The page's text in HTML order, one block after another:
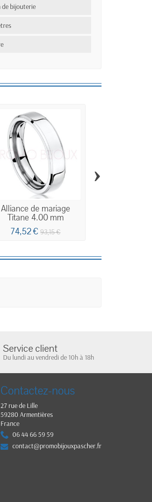
bijouterie
Alliance de mariage
Titane 4.00 mm
74,52 € 93,15 €
›
Service client
Du lundi au vendredi de 10h à 18h
Contactez-nous
27 rue de Lille
59280 Armentières
France
06 44 66 59 59
contact@promobijouxpascher.fr